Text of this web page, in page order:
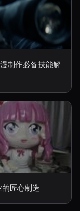
制作必备技能解
匠心制造